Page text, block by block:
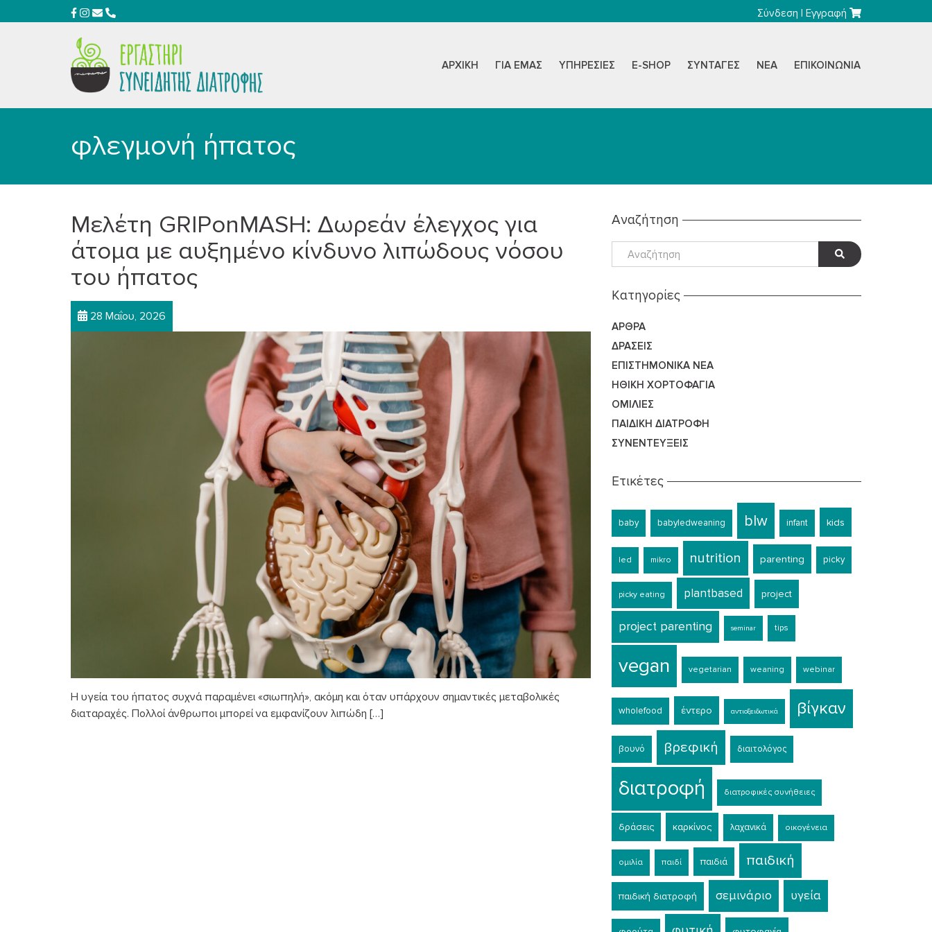
Σύνδεση |Εγγραφή
ΑΡΧΙΚΉ ΓΙΑ ΕΜΆΣ ΥΠΗΡΕΣΊΕΣ E-SHOP ΣΥΝΤΑΓΈΣ ΝΈΑ ΕΠΙΚΟΙΝΩΝΊΑ
φλεγμονή ήπατος
Μελέτη GRIPonMASH: Δωρεάν έλεγχος για
άτομα με αυξημένο κίνδυνο λιπώδους νόσου
του ήπατος
28 Μαΐου, 2026
Η υγεία του ήπατος συχνά παραμένει «σιωπηλή», ακόμη και όταν υπάρχουν σημαντικές μεταβολικές
διαταραχές. Πολλοί άνθρωποι μπορεί να εμφανίζουν λιπώδη […]
Αναζήτηση
Kατηγορίες
ΆΡΘΡΑ
ΔΡΆΣΕΙΣ
ΕΠΙΣΤΗΜΟΝΙΚΆ ΝΈΑ
ΗΘΙΚΉ ΧΟΡΤΟΦΑΓΊΑ
ΟΜΙΛΊΕΣ
ΠΑΙΔΙΚΉ ΔΙΑΤΡΟΦΉ
ΣΥΝΕΝΤΕΎΞΕΙΣ
Ετικέτες
baby babyledweaning blw infant kids
led mikro nutrition parenting picky
picky eating plantbased project
project parenting seminar tips
vegan vegetarian weaning webinar
wholefood έντερο αντιοξειδωτικά βίγκαν
βουνό βρεφική διαιτολόγος
διατροφή διατροφικές συνήθειες
δράσεις καρκίνος λαχανικά οικογένεια
ομιλία παιδί παιδιά παιδική
παιδική διατροφή σεμινάριο υγεία